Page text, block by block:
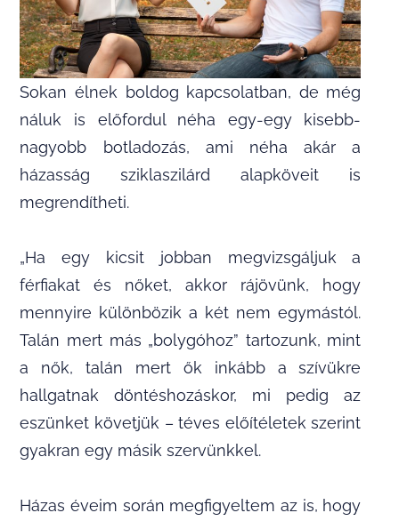
Sokan élnek boldog kapcsolatban, de még
náluk is előfordul néha egy-egy kisebb-
nagyobb botladozás, ami néha akár a
házasság sziklaszilárd alapköveit is
megrendítheti.
„Ha egy kicsit jobban megvizsgáljuk a
férfiakat és nőket, akkor rájövünk, hogy
mennyire különbözik a két nem egymástól.
Talán mert más „bolygóhoz” tartozunk, mint
a nők, talán mert ők inkább a szívükre
hallgatnak döntéshozáskor, mi pedig az
eszünket követjük – téves előítéletek szerint
gyakran egy másik szervünkkel.
Házas éveim során megfigyeltem az is, hogy